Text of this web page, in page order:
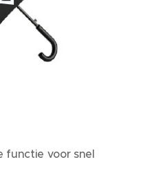
functie voor snel